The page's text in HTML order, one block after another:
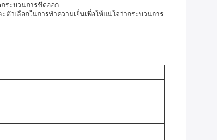
ระบวนการขีดออก
วเลือกในการทําความเย็นเพื่อให้แน่ใจว่ากระบวนการ